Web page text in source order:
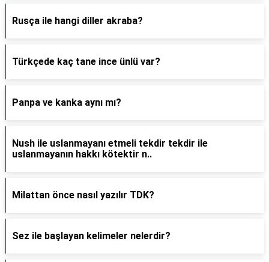
Rusça ile hangi diller akraba?
Türkçede kaç tane ince ünlü var?
Panpa ve kanka aynı mı?
Nush ile uslanmayanı etmeli tekdir tekdir ile
uslanmayanın hakkı kötektir n..
Milattan önce nasıl yazılır TDK?
Sez ile başlayan kelimeler nelerdir?